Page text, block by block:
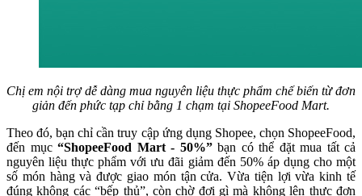
Chị em nội trợ dễ dàng mua nguyên liệu thực phẩm chế biến từ đơn
giản đến phức tạp chỉ bằng 1 chạm tại ShopeeFood Mart.
Theo đó, bạn chỉ cần truy cập ứng dụng Shopee, chọn ShopeeFood,
đến mục“ShopeeFood Mart - 50%”bạn có thể đặt mua tất cả
nguyên liệu thực phẩm với ưu đãi giảm đến 50% áp dụng cho một
số món hàng và được giao món tận cửa. Vừa tiện lợi vừa kinh tế
đúng không các “bếp thủ”, còn chờ đợi gì mà không lên thực đơn